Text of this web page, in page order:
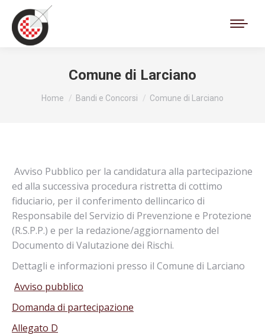
Comune di Larciano
Tu sei qui:
Home Bandi e Concorsi Comune di Larciano
Avviso Pubblico per la candidatura alla partecipazione
ed alla successiva procedura ristretta di cottimo
fiduciario, per il conferimento dellincarico di
Responsabile del Servizio di Prevenzione e Protezione
(R.S.P.P.) e per la redazione/aggiornamento del
Documento di Valutazione dei Rischi.
Dettagli e informazioni presso il Comune di Larciano
Avviso pubblico
Domanda di partecipazione
Allegato D